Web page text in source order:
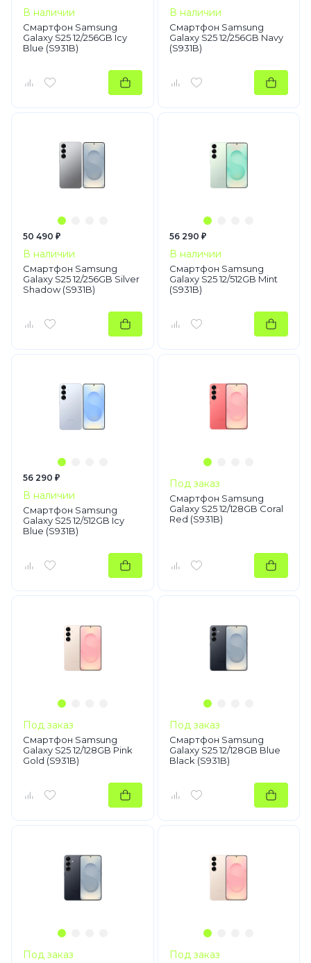
В наличии
Смартфон Samsung
Galaxy S25 12/256GB Icy
Blue (S931B)
В наличии
Смартфон Samsung
Galaxy S25 12/256GB Navy
(S931B)
50 490 ₽
В наличии
Смартфон Samsung
Galaxy S25 12/256GB Silver
Shadow (S931B)
56 290 ₽
В наличии
Смартфон Samsung
Galaxy S25 12/512GB Mint
(S931B)
56 290 ₽
В наличии
Смартфон Samsung
Galaxy S25 12/512GB Icy
Blue (S931B)
Под заказ
Смартфон Samsung
Galaxy S25 12/128GB Coral
Red (S931B)
Под заказ
Смартфон Samsung
Galaxy S25 12/128GB Pink
Gold (S931B)
Под заказ
Смартфон Samsung
Galaxy S25 12/128GB Blue
Black (S931B)
Под заказ Под заказ